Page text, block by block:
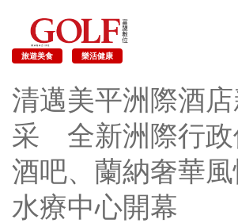
旅遊美食 樂活健康
清邁美平洲際酒
采 全新洲際行政
酒吧、蘭納奢華
水療中心開幕